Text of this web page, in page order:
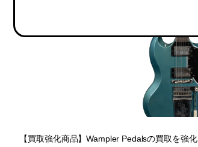
【買取強化商品】Wampler Pedalsの買取を強